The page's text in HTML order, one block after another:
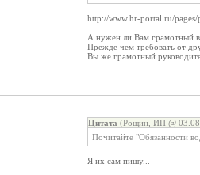
http://www.hr-portal.ru/
А нужен ли Вам грамотный
Прежде чем требовать от
Вы же грамотный
Цитата (Рощин, ИП @
Почитайте "Обязанности
Я их сам пишу...